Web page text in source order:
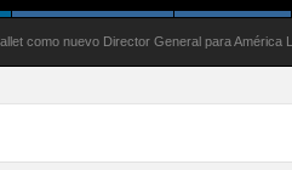
Director General para América Latina